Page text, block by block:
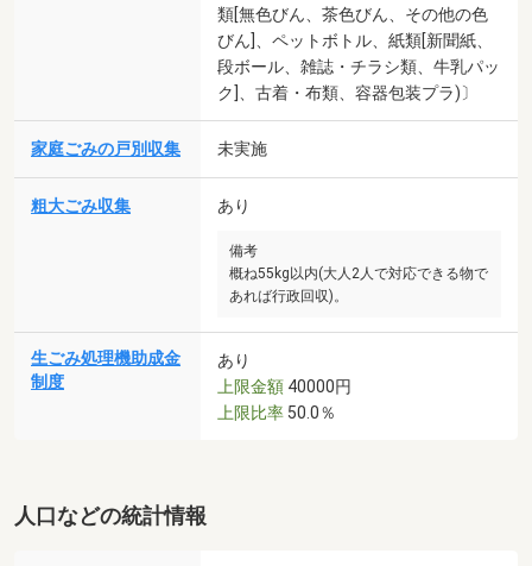
類[無色びん、茶色びん、その他の色
びん]、ペットボトル、紙類[新聞紙、
段ボール、雑誌・チラシ類、牛乳パッ
ク]、古着・布類、容器包装プラ)〕
家庭ごみの戸別収集 未実施
粗大ごみ収集 あり
備考
概ね55kg以内(大人2人で対応できる物で
あれば行政回収)。
生ごみ処理機助成金
制度
あり
上限金額 40000円
上限比率 50.0％
人口などの統計情報